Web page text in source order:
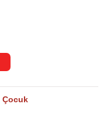
Çocuk